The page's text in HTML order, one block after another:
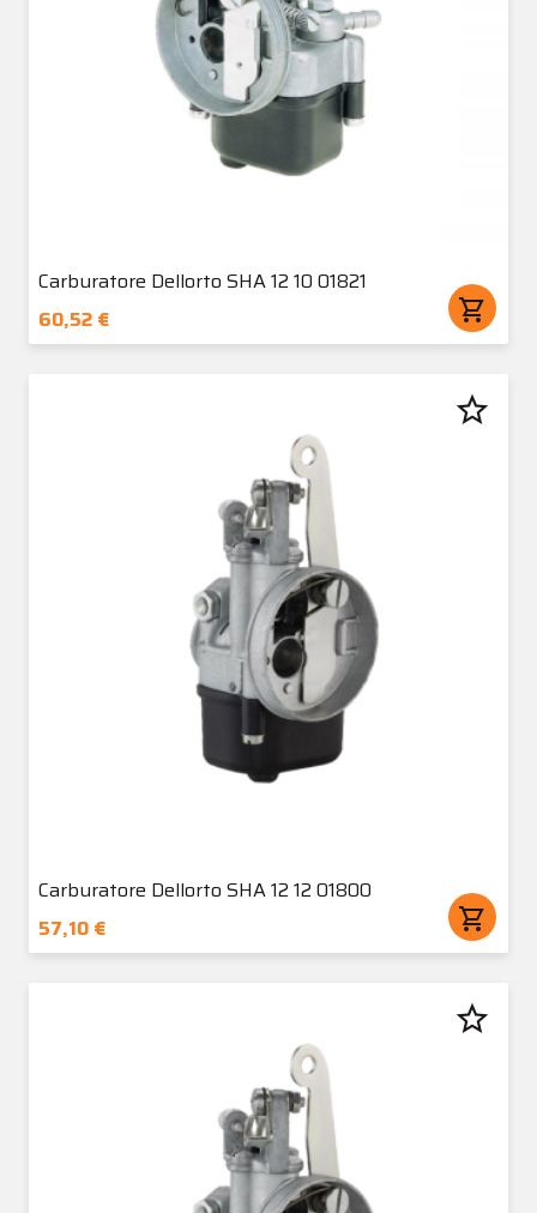
Carburatore Dellorto SHA 12 10 01821
60,52 €
shopping_cart
Carburatore Dellorto SHA 12 12 01800
57,10 €
shopping_cart
star_border
star_border